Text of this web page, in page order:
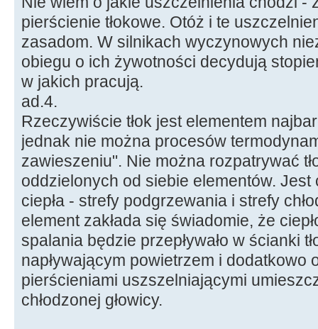
pierścienie tłokowe. Otóż i te
zasadom. W silnikach wyczynowych
obiegu o ich żywotności decydują
w jakich pracują.
ad.4.
Rzeczywiście tłok jest elementem
jednak nie można procesów
zawieszeniu". Nie można rozpatrywać
oddzielonych od siebie elementów. Jest
ciepła - strefy podgrzewania i strefy
element zakłada się świadomie, że
spalania będzie przepływało w ścianki
napływającym powietrzem i dodatkowo
pierścieniami uszszelniającymi
chłodzonej głowicy.